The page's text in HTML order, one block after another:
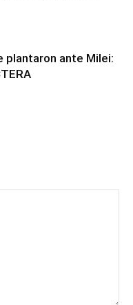
plantaron ante Milei: